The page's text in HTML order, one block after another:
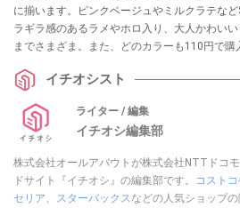
に揃います。ピンクベージュやミルクラテな
ラギラ感のあるラメやホロ入り、大人かわい
までさまざま。また、どのカラーも110円で購
ってご紹介します。また、初心者でもできる
気になる疑問をまとめました。
イチオシスト
ライター / 編集
イチオシ編集部
株式会社オールアバウトが株式会社NTTドコ
ドサイト『イチオシ』の編集部です。
コストコ
セリア、 スターバックスなどの人気ショップ